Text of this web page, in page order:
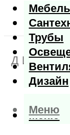
Мебель
Трубы
Дизайн
Меню
Меню